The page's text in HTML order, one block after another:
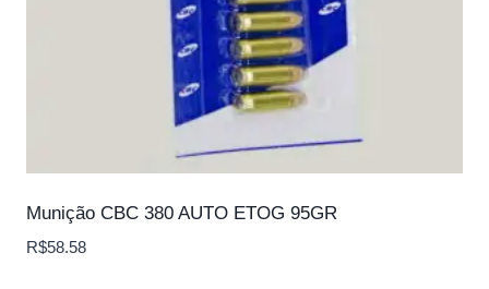
Munição CBC 380 AUTO ETOG 95GR
R$58.58